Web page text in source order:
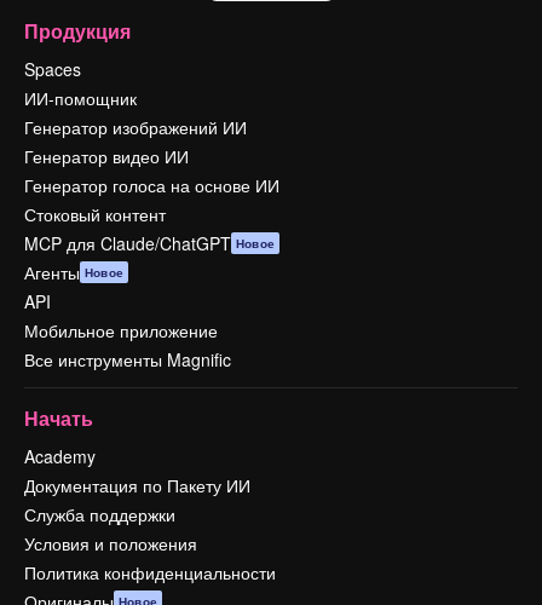
Продукция
Spaces
ИИ-помощник
Генератор изображений ИИ
Генератор видео ИИ
Генератор голоса на основе ИИ
Стоковый контент
MCP для Claude/ChatGPT Новое
Агенты Новое
API
Мобильное приложение
Все инструменты Magnific
Начать
Academy
Документация по Пакету ИИ
Служба поддержки
Условия и положения
Политика конфиденциальности
Новое